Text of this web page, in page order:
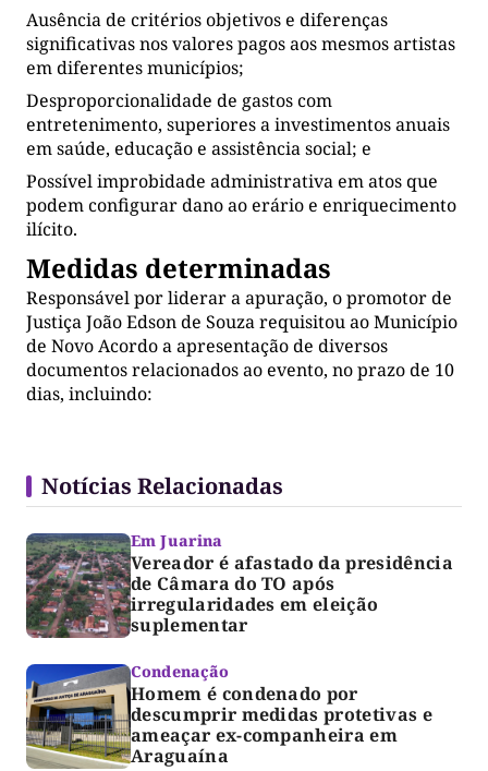
Ausência de critérios objetivos e diferenças
significativas nos valores pagos aos mesmos artistas
em diferentes municípios;
Desproporcionalidade de gastos com
entretenimento, superiores a investimentos anuais
em saúde, educação e assistência social; e
Possível improbidade administrativa em atos que
podem configurar dano ao erário e enriquecimento
ilícito.
Medidas determinadas
Responsável por liderar a apuração, o promotor de
Justiça João Edson de Souza requisitou ao Município
de Novo Acordo a apresentação de diversos
documentos relacionados ao evento, no prazo de 10
dias, incluindo:
Notícias Relacionadas
Em Juarina
Vereador é afastado da presidência
de Câmara do TO após
irregularidades em eleição
suplementar
Condenação
Homem é condenado por
descumprir medidas protetivas e
ameaçar ex-companheira em
Araguaína